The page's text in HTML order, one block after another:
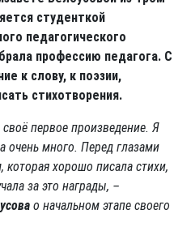
студенткой
педагогического
профессию педагога. С
к слову, к поэзии,
стихотворения.
первое произведение. Я
очень много. Перед глазами
, которая хорошо писала стихи,
за это награды, –
о начальном этапе своего